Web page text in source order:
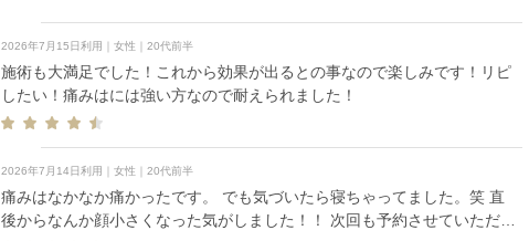
2026年7月15日利用｜女性｜20代前半
施術も大満足でした！これから効果が出るとの事なので楽しみです！リピ
したい！痛みはには強い方なので耐えられました！
2026年7月14日利用｜女性｜20代前半
痛みはなかなか痛かったです。 でも気づいたら寝ちゃってました。笑 直
後からなんか顔小さくなった気がしました！！ 次回も予約させていただき